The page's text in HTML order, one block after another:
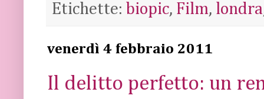
Etichette: biopic, Film, londra
venerdì 4 febbraio 2011
Il delitto perfetto: un